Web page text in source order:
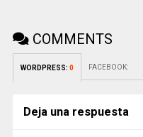
COMMENTS
WORDPRESS: 0 FACEBOOK:
Deja una respuesta